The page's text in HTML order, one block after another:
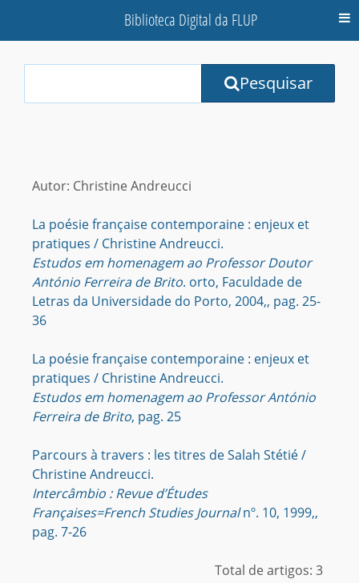
Biblioteca Digital da FLUP
Terms:
Pesquisar
Autor: Christine Andreucci
La poésie française contemporaine : enjeux et
pratiques / Christine Andreucci.
Estudos em homenagem ao Professor Doutor
António Ferreira de Brito. orto, Faculdade de
Letras da Universidade do Porto, 2004,, pag. 25-
36
La poésie française contemporaine : enjeux et
pratiques / Christine Andreucci.
Estudos em homenagem ao Professor António
Ferreira de Brito, pag. 25
Parcours à travers : les titres de Salah Stétié /
Christine Andreucci.
Intercâmbio : Revue d’Études
Françaises=French Studies Journalnº. 10, 1999,,
pag. 7-26
Total de artigos: 3